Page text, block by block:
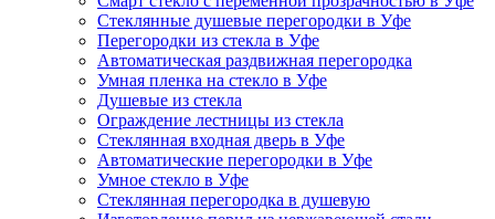
Стеклянные душевые перегородки в Уфе
Перегородки из стекла в Уфе
Автоматическая раздвижная перегородка
Умная пленка на стекло в Уфе
Душевые из стекла
Ограждение лестницы из стекла
Стеклянная входная дверь в Уфе
Автоматические перегородки в Уфе
Умное стекло в Уфе
Стеклянная перегородка в душевую